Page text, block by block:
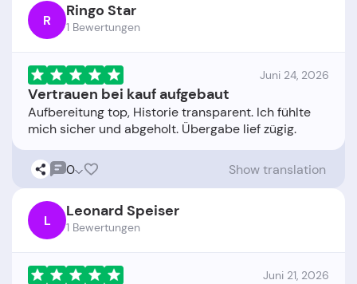
R Ringo Star
1 Bewertungen
Juni 24, 2026
Vertrauen bei kauf aufgebaut
Aufbereitung top, Historie transparent. Ich fühlte
0 Show translation
L Leonard Speiser
1 Bewertungen
Juni 21, 2026